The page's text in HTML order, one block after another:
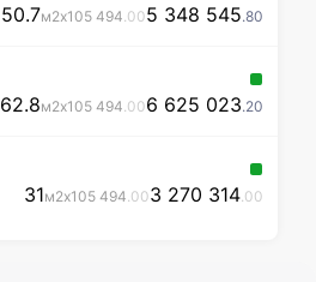
50.7м2x105 494.005 348 545.80
62.8м2x105 494.006 625 023.20
31м2x105 494.003 270 314.00